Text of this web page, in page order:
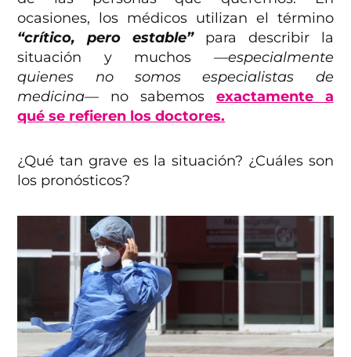
ocasiones, los médicos utilizan el término
“crítico, pero estable” para describir la
situación y muchos —especialmente
quienes no somos especialistas de
medicina— no sabemos exactamente a
qué se refieren los doctores.
¿Qué tan grave es la situación? ¿Cuáles son
los pronósticos?